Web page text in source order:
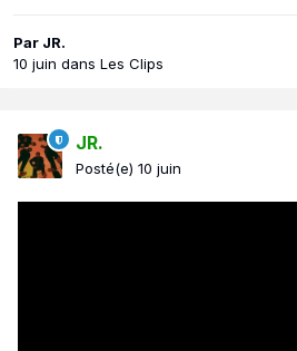
Par JR.
10 juin dans Les Clips
JR.
Posté(e) 10 juin